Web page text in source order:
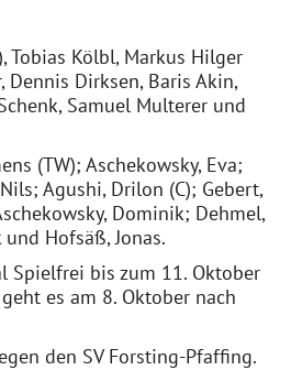
Tobias Kölbl, Markus Hilger
Dennis Dirksen, Baris Akin,
Samuel Multerer und
(TW); Aschekowsky, Eva;
Agushi, Drilon (C); Gebert,
Dominik; Dehmel,
Hofsäß, Jonas.
Spielfrei bis zum 11. Oktober
es am 8. Oktober nach
den SV Forsting-Pfaffing.